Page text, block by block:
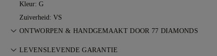
Kleur: G
Zuiverheid: VS
ONTWORPEN & HANDGEMAAKT DOOR 77 DIAMONDS
De kunst van juweliersvakmanschap, tot leven gebracht door
LEVENSLEVENDE GARANTIE